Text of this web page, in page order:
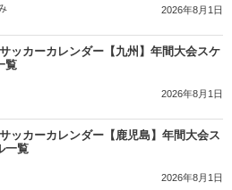
2026年8月1日
ッカーカレンダー【九州】年間大会スケ
覧
2026年8月1日
ッカーカレンダー【鹿児島】年間大会ス
一覧
2026年8月1日